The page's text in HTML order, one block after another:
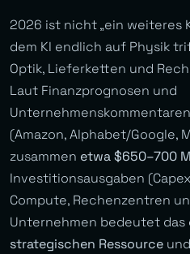
2026 ist nicht „ein weiteres
dem KI endlich auf Physik
Optik, Lieferketten und
Laut Finanzprognosen und
(Amazon, Alphabet/Google,
zusammen etwa $650–700
Investitionsausgaben
Compute, Rechenzentren
Unternehmen bedeutet das
strategischen Ressource